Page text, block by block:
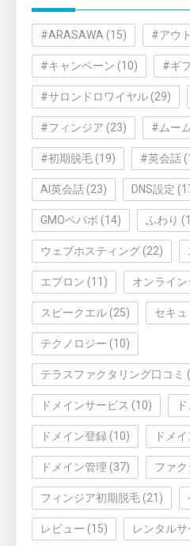
#ARASAWA (15) #アウ
#キャンペーン (10) #ギ
#サロンドロワイヤル (29)
#フィンジア (23) #ムー
#初期脱毛 (19) #英会話
AI英会話 (23) DNS設定
GMOペパボ (14) ふわり
ウェブホスティング (22)
エプロン (11) オンライ
スピークエル (25) セキュ
テクノロジー (10)
テラスファクタリング口コミ
ドメインサービス (10)
ドメイン登録 (10) ドメ
ドメイン管理 (37) ファ
フィンジア初期脱毛 (21)
レビュー (15) レンタル